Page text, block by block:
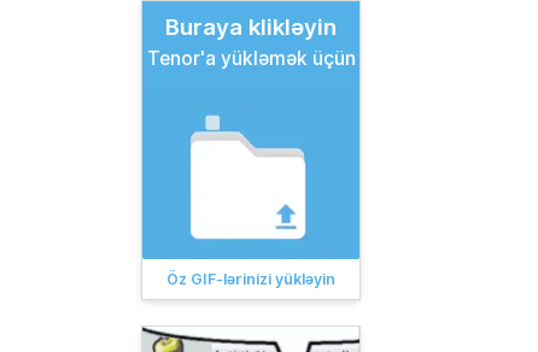
Buraya klikləyin
Tenor'a yükləmək üçün
Öz GIF-lərinizi yükləyin